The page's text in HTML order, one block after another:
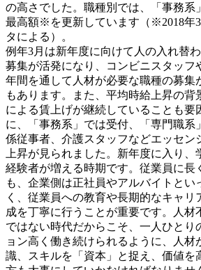
の高さでした。職種別では、「事務系
最高額※を更新しています（※2018年
タによる）。
例年3月は新年度に向けて人の入れ替
募集が活発になり、コンビニスタッフ
年間を通して人材が必要な職種の募集
もあります。また、平均時給上昇の背
による賃上げが継続していることも要
に、「事務系」では受付、「専門職系
係従事者、介護スタッフなどエッセン
上昇が見られました。新年度に入り
経験者が増える時期です。従業員に長
も、企業側は正社員やアルバイトとい
く、従業員への教育や長期的なキャリ
成を丁寧に行うことが重要です。人材
ではない時代だからこそ、一人ひとり
ョン高く働き続けられるように、人材
識、スキルを「資本」と捉え、価値を